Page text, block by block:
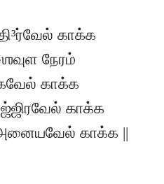
காக்க
நேரம்
காக்க
காக்க
காக்க ||